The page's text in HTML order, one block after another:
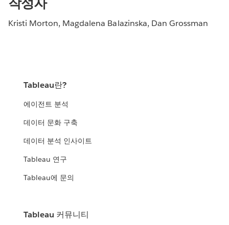
Kristi Morton, Magdalena Balazinska, Dan Grossman
Tableau란?
에이전트 분석
데이터 문화 구축
데이터 분석 인사이트
Tableau 연구
Tableau에 문의
Tableau 커뮤니티